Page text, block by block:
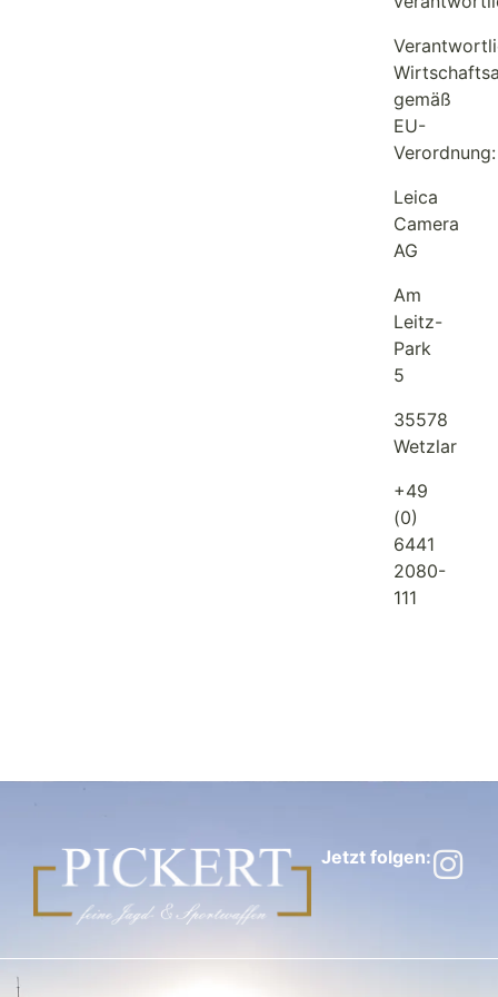
gemäß
EU-
Verordnung:
Leica
Camera
AG
Am
Leitz-
Park
5
35578
Wetzlar
+49
(0)
6441
2080-
111
Jetzt folgen: